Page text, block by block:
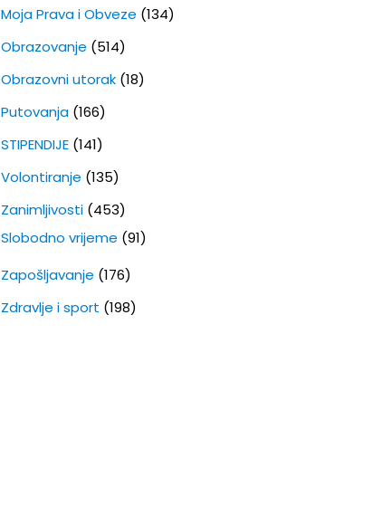
Moja Prava i Obveze (134)
Obrazovanje (514)
Obrazovni utorak(18)
Putovanja(166)
STIPENDIJE(141)
Volontiranje (135)
Zanimljivosti(453)
Slobodno vrijeme (91)
Zapošljavanje (176)
Zdravlje i sport (198)